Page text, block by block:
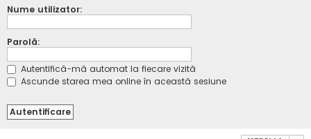
Nume utilizator:
Parolă:
Autentifică-mă automat la fiecare vizită
Ascunde starea mea online în această sesiune